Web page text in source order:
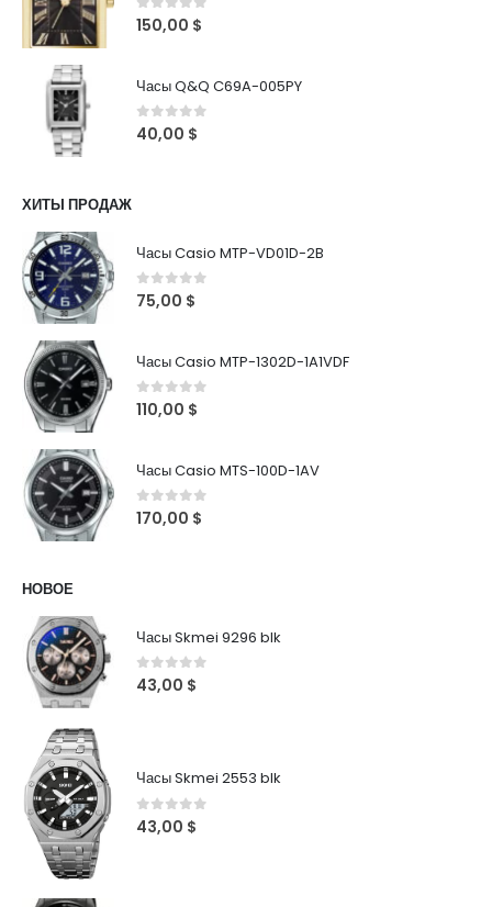
0out of 5
150,00 $
Часы Q&Q C69A-005PY
0 out of 5
40,00 $
ХИТЫ ПРОДАЖ
Часы Casio MTP-VD01D-2B
0out of 5
75,00 $
Часы Casio MTP-1302D-1A1VDF
0out of 5
110,00 $
Часы Casio MTS-100D-1AV
0out of 5
170,00 $
НОВОЕ
Часы Skmei 9296 blk
0 out of 5
43,00 $
Часы Skmei 2553 blk
0 out of 5
43,00 $